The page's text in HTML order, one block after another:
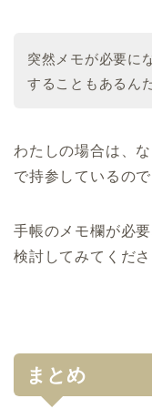
突然メモが必要に
することもあるん
わたしの場合は、
で持参しているの
手帳のメモ欄が必
検討してみてくださ
まとめ